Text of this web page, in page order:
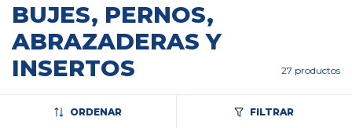
BUJES, PERNOS,
ABRAZADERAS Y
INSERTOS
27 productos
ORDENAR FILTRAR